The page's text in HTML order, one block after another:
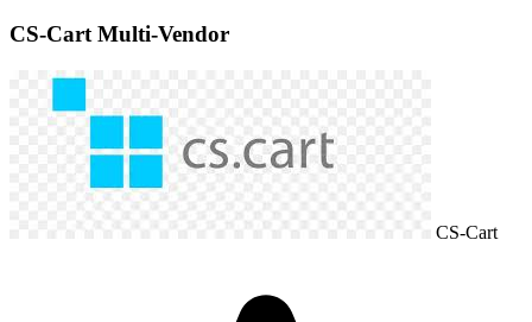
CS-Cart Multi-Vendor
CS-Cart